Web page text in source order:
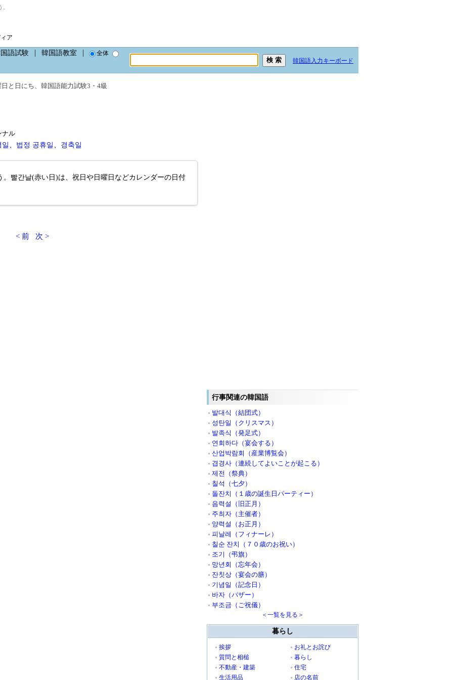
ア
語試験 韓国語教室
全体
韓国語入力キーボード
日と日にち、 韓国語能力試験3・4級
ナル
일 、 법정 공휴일 、 경축일
빨간날(赤い日)は、祝日や日曜日などカレンダーの日付
< 前 次 >
行事関連の韓国語
발대식（結団式）
성탄일（クリスマス）
발족식（発足式）
연회하다（宴会する）
산업박람회（産業博覧会）
겹경사（連続してよいことが起こる）
제전（祭典）
칠석（七夕）
돌잔치（１歳の誕生日パーティー）
음력설（旧正月）
주최자（主催者）
양력설（お正月）
피날레（フィナーレ）
칠순 잔치（７０歳のお祝い）
조기（弔旗）
망년회（忘年会）
잔칫상（宴会の膳）
기념일（記念日）
바자（バザー）
부조금（ご祝儀）
＜一覧を見る＞
暮らし
挨拶
お礼とお詫び
質問と相槌
暮らし
不動産・建築
住宅
生活用品
店の名前